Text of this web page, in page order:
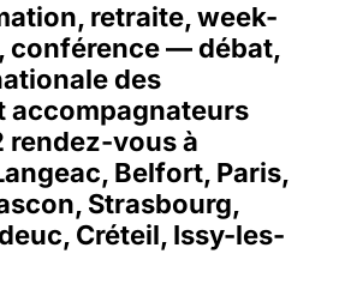
Responsables
retraite, week-
conférence — débat,
des
accompagnateurs
rendez-vous à
Belfort, Paris,
Strasbourg,
Créteil, Issy-les-